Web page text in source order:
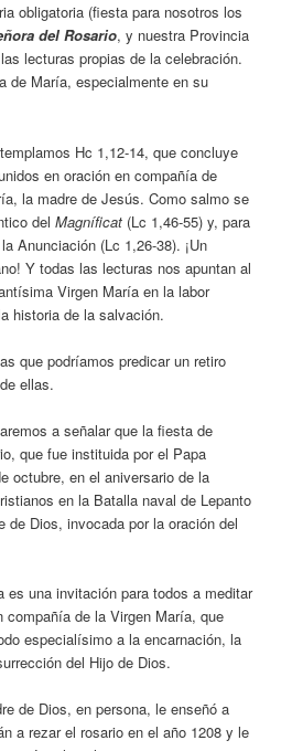
obligatoria (fiesta para nosotros los
del Rosario, y nuestra Provincia
lecturas propias de la celebración.
de María, especialmente en su
Hc 1,12-14, que concluye
en oración en compañía de
la madre de Jesús. Como salmo se
delMagníficat (Lc 1,46-55) y, para
Anunciación (Lc 1,26-38). ¡Un
Y todas las lecturas nos apuntan al
Virgen María en la labor
historia de la salvación.
que podríamos predicar un retiro
ellas.
a señalar que la fiesta de
que fue instituida por el Papa
octubre, en el aniversario de la
en la Batalla naval de Lepanto
de Dios, invocada por la oración del
es una invitación para todos a meditar
de la Virgen María, que
especialísimo a la encarnación, la
del Hijo de Dios.
de Dios, en persona, le enseñó a
a rezar el rosario en el año 1208 y le